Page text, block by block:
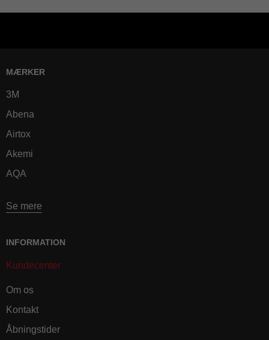
MÆRKER
3M
Abena
Airtox
Akemi
AQA
Se mere
INFORMATION
Kundecenter
Om os
Kontakt
Åbningstider